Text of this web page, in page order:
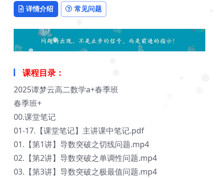
❅
❅
❅
详情介绍 常见问题
课程目录：
2025谭梦云高二数学a+春季班
春季班+
00.课堂笔记
01-17.【课堂笔记】主讲课中笔记.pdf
01.【第1讲】导数突破之切线问题.mp4
02.【第2讲】导数突破之单调性问题.mp4
03.【第3讲】导数突破之极最值问题.mp4